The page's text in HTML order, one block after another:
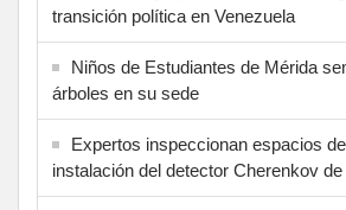
transición política en Venezuela
Niños de Estudiantes de Mérida
árboles en su sede
Expertos inspeccionan espacios
instalación del detector Cherenkov de